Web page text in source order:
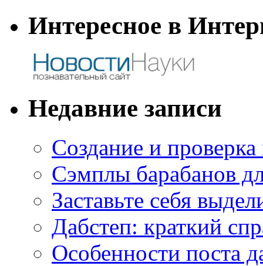
Интересное в
Недавние записи
Создание и
Сэмплы барабанов
Заставьте себя
Дабстеп: краткий
Особенности поста